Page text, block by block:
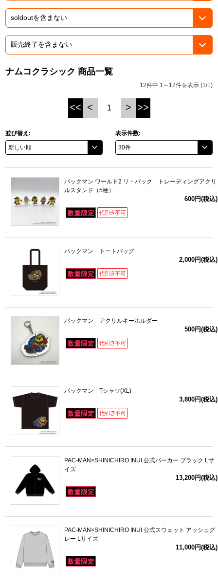
太鼓の達人
ACE COMBAT
ナムコクラシック
ドラゴンボール
ラブライブ！サンシャイン‼
ラブライブ！スーパースター!!
アイドリッシュセブン
モフモフパレード
ナムコクラシック 商品一覧
12件中 1～12件を表示 (1/1)
<< < 1 > >>
並び替え: 表示件数:
パックマン ワールド2 リ・パック トレーディングアクリ
ルスタンド（5種）
600円(税込)
パックマン トートバッグ
2,000円(税込)
パックマン アクリルキーホルダー
500円(税込)
パックマン Tシャツ(XL)
3,800円(税込)
PAC-MAN×SHINICHIRO INUI 公式パーカー ブラック Lサ
イズ
13,200円(税込)
PAC-MAN×SHINICHIRO INUI 公式スウェット アッシュグ
レー Lサイズ
11,000円(税込)